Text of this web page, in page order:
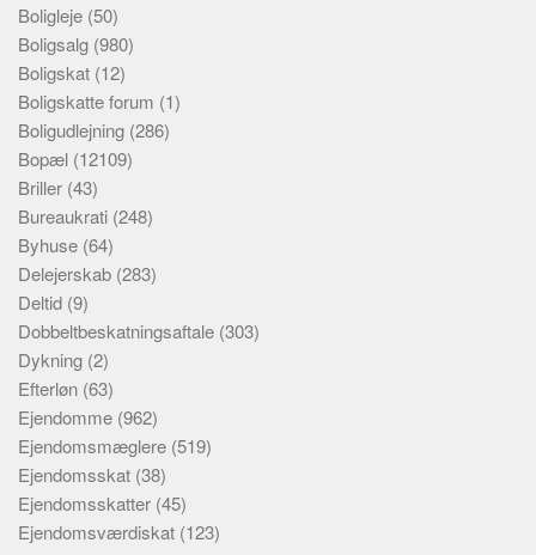
Boligleje (50)
Boligsalg (980)
Boligskat (12)
Boligskatte forum (1)
Boligudlejning (286)
Bopæl (12109)
Briller (43)
Bureaukrati (248)
Byhuse (64)
Delejerskab (283)
Deltid (9)
Dobbeltbeskatningsaftale (303)
Dykning (2)
Efterløn (63)
Ejendomme (962)
Ejendomsmæglere (519)
Ejendomsskat (38)
Ejendomsskatter (45)
Ejendomsværdiskat (123)